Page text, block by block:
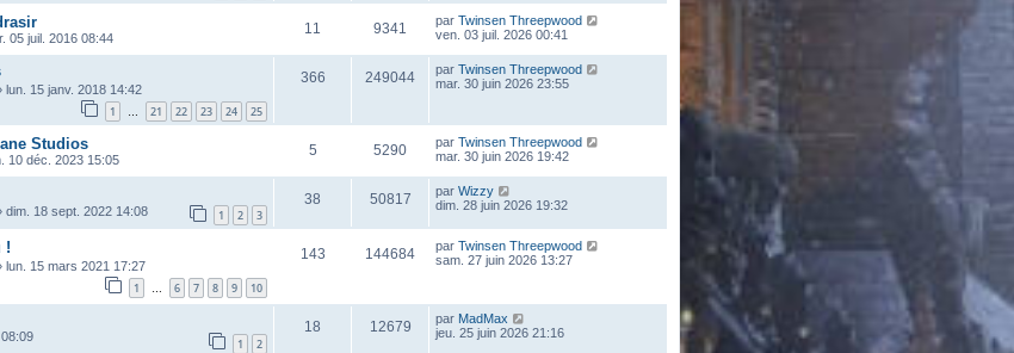
05 juil. 2016 08:44
11 9341 par Twinsen Threepwood
ven. 03 juil. 2026 00:41
lun. 15 janv. 2018 14:42
1 … 21 22 23 24 25
366 249044 par Twinsen Threepwood
mar. 30 juin 2026 23:55
Studios
10 déc. 2023 15:05
5 5290 par Twinsen Threepwood
mar. 30 juin 2026 19:42
dim. 18 sept. 2022 14:08 1 2 3
38 50817 par Wizzy
dim. 28 juin 2026 19:32
!
lun. 15 mars 2021 17:27
1 … 6 7 8 9 10
143 144684 par Twinsen Threepwood
sam. 27 juin 2026 13:27
1 2
18 12679 par MadMax
jeu. 25 juin 2026 21:16